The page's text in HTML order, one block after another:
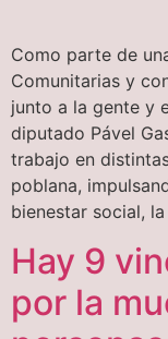
Como parte de
Comunitarias y
junto a la gente y
diputado Pável
trabajo en
poblana,
bienestar social,
Hay 9
por la